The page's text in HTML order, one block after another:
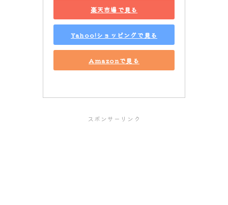
楽天市場で見る
Yahoo!ショッピングで見る
Amazonで見る
スポンサーリンク